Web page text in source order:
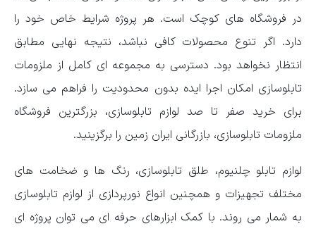
در فروشگاه های کوچک است. هر پروژه شرایط خاص خود را
دارد. اگر تنوع محصولات کافی نباشد،‌ نتیجه نهایی مطابق
انتظار نخواهد بود. دسترسی به مجموعه ای کامل از ملزومات
تابلوسازی امکان اجرا ایده بدون محدودیت را فراهم می سازد.
برای خرید صفر تا صد لوازم تابلوسازی، بزرگترین فروشگاه
ملزومات تابلوسازی، بازرگانی ایران زمین را برگزینید.
لوازم تابلو چلنیوم، طلق تابلوسازی، رنگ ها و ضخامت های
مختلف تجهیزات و همچنین انواع نورپردازی از لوازم تابلوسازی
به شمار می روند. با کمک ابزارهای حرفه ای می توان پروژه ای